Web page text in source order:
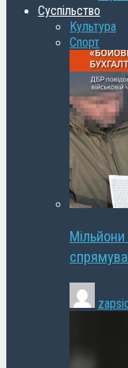
Суспільство
Культура
Спорт